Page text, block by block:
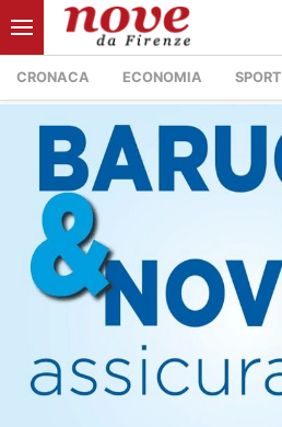
CRONACA ECONOMIA SPORT